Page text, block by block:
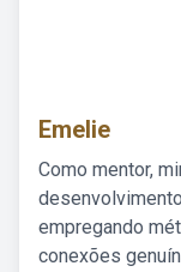
Emelie
Como mentor,
empregando
conexões